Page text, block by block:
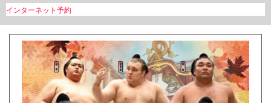
インターネット予約